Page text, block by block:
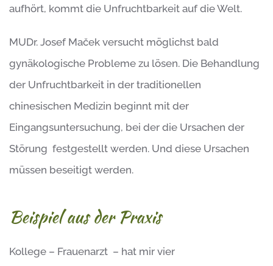
aufhört, kommt die Unfruchtbarkeit auf die Welt.
MUDr. Josef Maček versucht möglichst bald
gynäkologische Probleme zu lösen. Die Behandlung
der Unfruchtbarkeit in der traditionellen
chinesischen Medizin beginnt mit der
Eingangsuntersuchung, bei der die Ursachen der
Störung festgestellt werden. Und diese Ursachen
müssen beseitigt werden.
Beispiel aus der Praxis
Kollege – Frauenarzt – hat mir vier